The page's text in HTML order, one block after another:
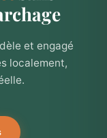
et engagé
localement,